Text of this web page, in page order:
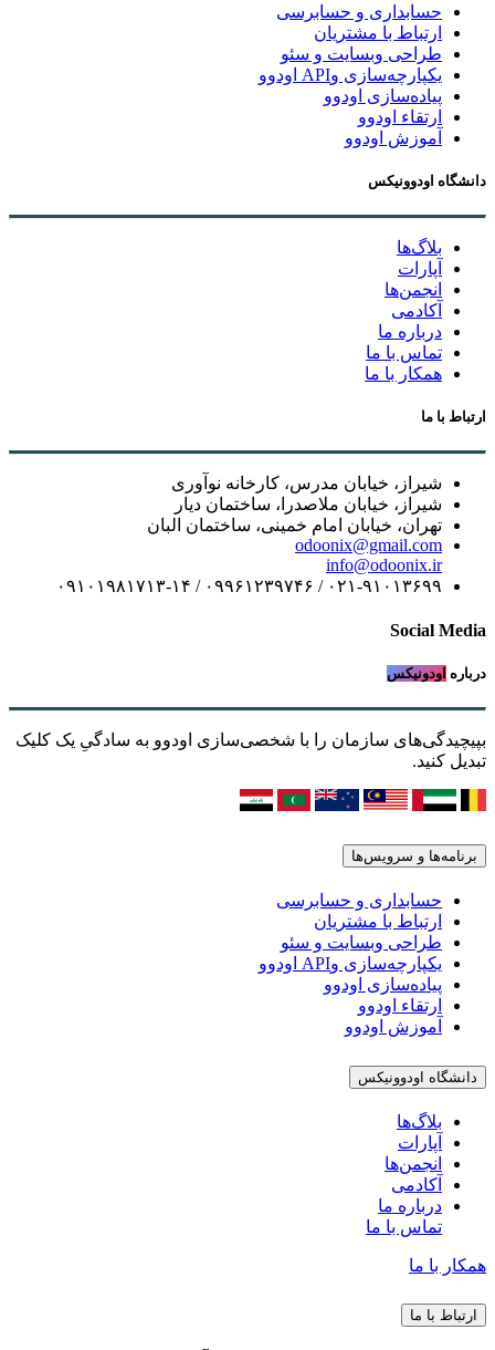
حسابداری و حسابرسی
ارتباط با مشتریان
طراحی وبسایت و سئو
یکپارچه‌سازی وAPI اودوو
پیاده‌سازی اودوو
ارتقاء اودوو
آموزش اودوو
دانشگاه اودوونیکس
بلاگ‌ها
آپارات
انجمن‌ها
آکادمی
درباره ما
تماس با ما
همکار با ما
ارتباط با ما
شیراز، خیابان مدرس، کارخانه نوآوری
شیراز، خیابان ملاصدرا، ساختمان دیار
تهران، خیابان امام خمینی، ساختمان البان
odoonix@gmail.com
info@odoonix.ir
۰۲۱-۹۱۰۱۳۶۹۹ / ۰۹۹۶۱۲۳۹۷۴۶ / ۰۹۱۰۱۹۸۱۷۱۳-۱۴
Social Media
درباره اودونیکس
بپیچیدگی‌های سازمان را با شخصی‌سازی اودوو به سادگیِ یک کلیک
تبدیل کنید.
برنامه‌ها و سرویس‌ها
حسابداری و حسابرسی
ارتباط با مشتریان
طراحی وبسایت و سئو
یکپارچه‌سازی وAPI اودوو
پیاده‌سازی اودوو
ارتقاء اودوو
آموزش اودوو
دانشگاه اودوونیکس
بلاگ‌ها
آپارات
انجمن‌ها
آکادمی
درباره ما
تماس با ما
همکار با ما
ارتباط با ما